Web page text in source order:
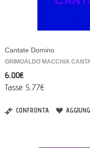
Cantate Domino
GRIMOALDO MACCHIA
6,00€
Tasse: 5,77€
CONFRONTA